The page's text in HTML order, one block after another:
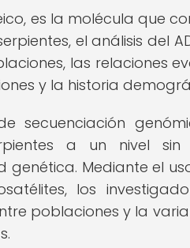
es la molécula que
el análisis del
las relaciones
y la historia
secuenciación
a un nivel sin
genética. Mediante el
los
poblaciones y la